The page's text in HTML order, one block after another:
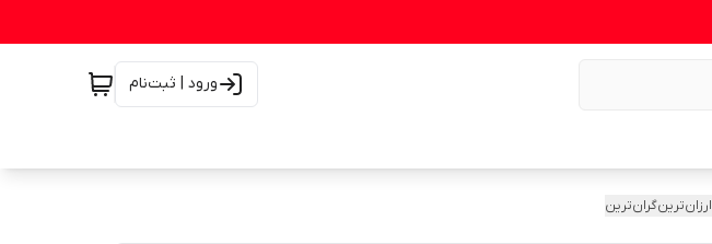
ورود | ثبت‌نام
ارزان‌ترینگران‌ترین